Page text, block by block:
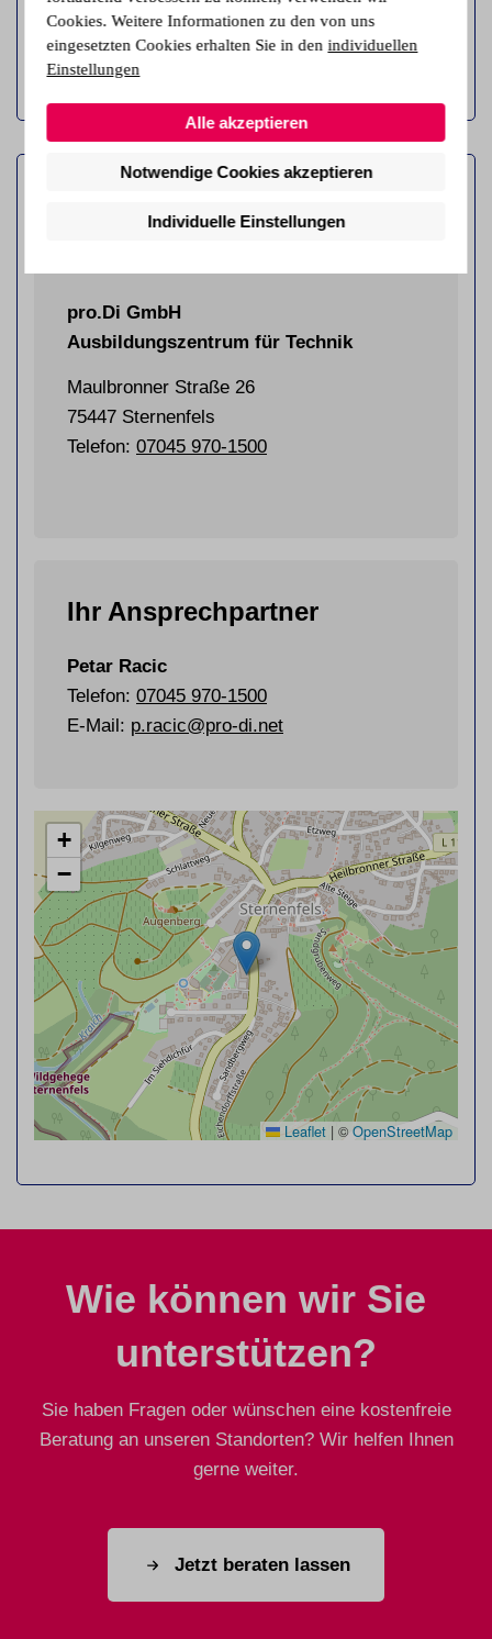
Infos & Termine
pro.Di GmbH
Ausbildungszentrum für Technik
Maulbronner Straße 26
75447 Sternenfels
Telefon: 07045 970-1500
Ihr Ansprechpartner
Petar Racic
Telefon: 07045 970-1500
E-Mail: p.racic@pro-di.net
+
−
Leaflet | ©OpenStreetMap
Wie können wir Sie
unterstützen?
Sie haben Fragen oder wünschen eine kostenfreie
Beratung an unseren Standorten? Wir helfen Ihnen
gerne weiter.
Jetzt beraten lassen
Cookies. Weitere Informationen zu den von uns
eingesetzten Cookies erhalten Sie in denindividuellen
Einstellungen
Alle akzeptieren
Notwendige Cookies akzeptieren
Individuelle Einstellungen